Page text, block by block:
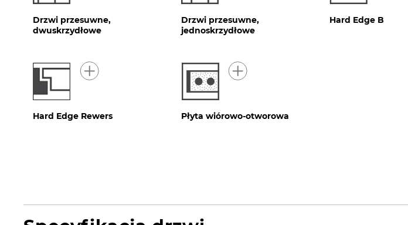
Drzwi przesuwne,
dwuskrzydłowe
Drzwi przesuwne,
jednoskrzydłowe
Hard Edge B
Hard Edge Rewers Płyta wiórowo-otworowa